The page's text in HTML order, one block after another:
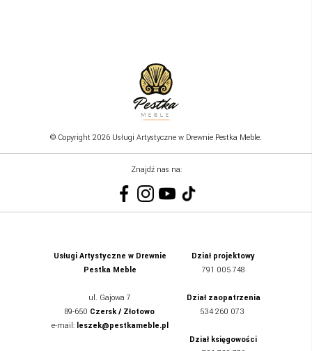
© Copyright 2026 Usługi Artystyczne w Drewnie Pestka Meble.
Znajdź nas na:
Usługi Artystyczne w Drewnie
Pestka Meble
ul. Gajowa 7
89-650 Czersk / Złotowo
e-mail: leszek@pestkameble.pl
Dział projektowy
791 005 748
Dział zaopatrzenia
534 260 073
Dział księgowości